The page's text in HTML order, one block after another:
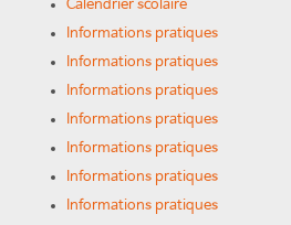
Calendrier scolaire
Informations pratiques
Informations pratiques
Informations pratiques
Informations pratiques
Informations pratiques
Informations pratiques
Informations pratiques